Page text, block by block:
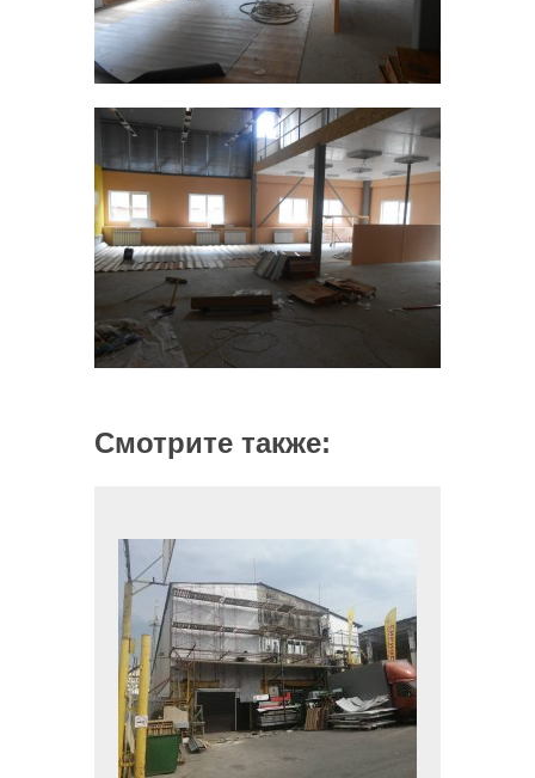
Смотрите также: